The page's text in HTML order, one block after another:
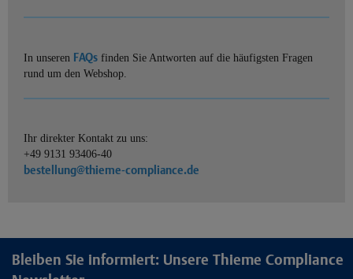
In unseren FAQs finden Sie Antworten auf die häufigsten Fragen
rund um den Webshop.
Ihr direkter Kontakt zu uns:
+49 9131 93406-40
bestellung@thieme-compliance.de
Bleiben Sie informiert: Unsere Thieme Compliance